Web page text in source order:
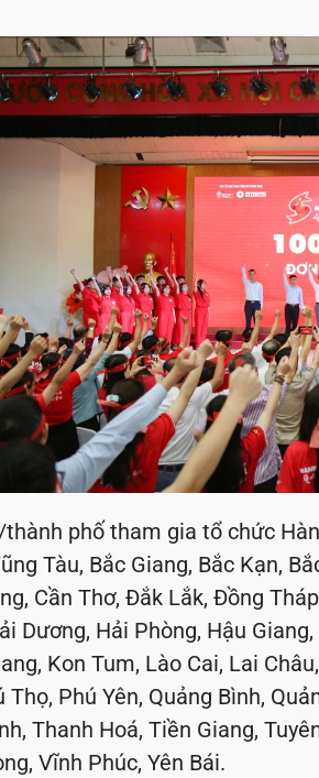
phố tham gia tổ chức
Tàu, Bắc Giang, Bắc Kạn,
Cần Thơ, Đắk Lắk, Đồng
Dương, Hải Phòng, Hậu
Kon Tum, Lào Cai, Lai
Thọ, Phú Yên, Quảng Bình,
Thanh Hoá, Tiền Giang,
Vĩnh Phúc, Yên Bái.